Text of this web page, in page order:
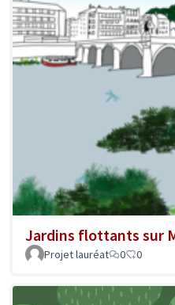
Jardins flottants sur
Projet lauréat 0 0